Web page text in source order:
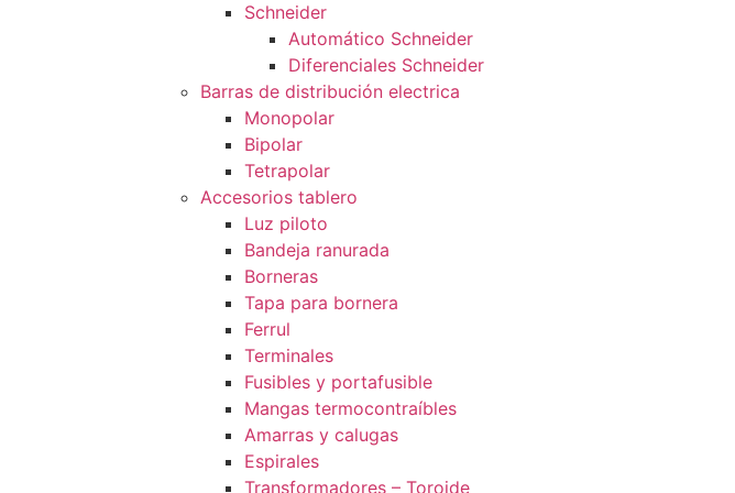
Schneider
Automático Schneider
Diferenciales Schneider
Barras de distribución electrica
Monopolar
Bipolar
Tetrapolar
Accesorios tablero
Luz piloto
Bandeja ranurada
Borneras
Tapa para bornera
Ferrul
Terminales
Fusibles y portafusible
Mangas termocontraíbles
Amarras y calugas
Espirales
Transformadores – Toroide